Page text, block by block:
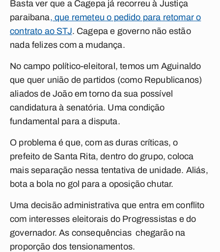
Basta ver que a Cagepa já recorreu à Justiça
paraibana, que remeteu o pedido para retomar o
contrato ao STJ. Cagepa e governo não estão
nada felizes com a mudança.
No campo político-eleitoral, temos um Aguinaldo
que quer união de partidos (como Republicanos)
aliados de João em torno da sua possível
candidatura à senatória. Uma condição
fundamental para a disputa.
O problema é que, com as duras críticas, o
prefeito de Santa Rita, dentro do grupo, coloca
mais separação nessa tentativa de unidade. Aliás,
bota a bola no gol para a oposição chutar.
Uma decisão administrativa que entra em conflito
com interesses eleitorais do Progressistas e do
governador. As consequências chegarão na
proporção dos tensionamentos.